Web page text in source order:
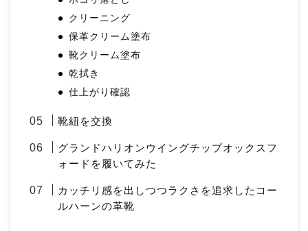
クリーニング
保革クリーム塗布
靴クリーム塗布
乾拭き
仕上がり確認
靴紐を交換
グランドハリオンウイングチップオックスフ
ォードを履いてみた
カッチリ感を出しつつラクさを追求したコー
ルハーンの革靴